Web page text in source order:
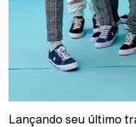
Lançando seu último